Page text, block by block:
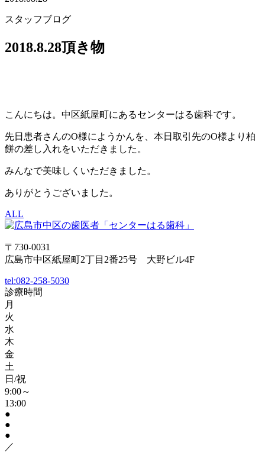
スタッフブログ
2018.8.28頂き物
こんにちは。中区紙屋町にあるセンターはる歯科です。
先日患者さんのO様にようかんを、本日取引先のO様より柏
餅の差し入れをいただきました。
みんなで美味しくいただきました。
ありがとうございました。
ALL
〒730-0031
広島市中区紙屋町2丁目2番25号 大野ビル4F
tel:082-258-5030
診療時間
月
火
水
木
金
土
日/祝
9:00～
13:00
●
●
●
／